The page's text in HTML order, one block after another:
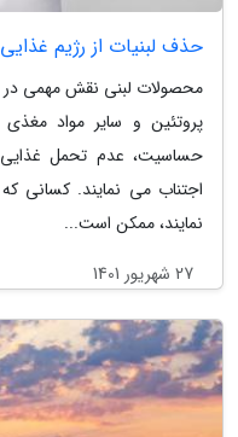
حذف لبنیات از رژیم
محصولات لبنی نقش مهمی در
پروتئین و سایر مواد
حساسیت، عدم تحمل
اجتناب می نمایند. کسانی
نمایند، ممکن است...
27 شهریور 1401